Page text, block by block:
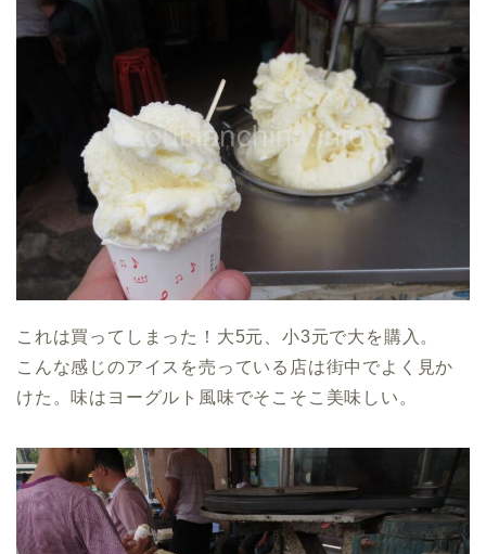
これは買ってしまった！大5元、小3元で大を購入。
こんな感じのアイスを売っている店は街中でよく見か
けた。味はヨーグルト風味でそこそこ美味しい。